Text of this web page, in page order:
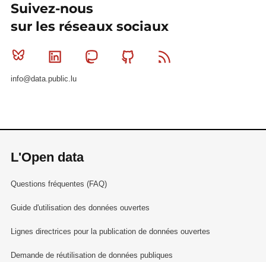
Suivez-nous
sur les réseaux sociaux
Bluesky Linkedin MastodonGithub
info@data.public.lu
L'Open data
Questions fréquentes (FAQ)
Guide d'utilisation des données ouvertes
Lignes directrices pour la publication de données ouvertes
Demande de réutilisation de données publiques